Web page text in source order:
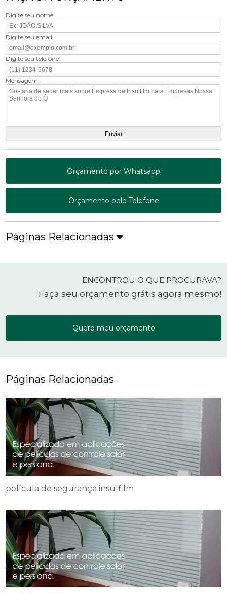
Digite seu nome
Digite seu email
Digite seu telefone
Mensagem
Orçamento por Whatsapp
Orçamento pelo Telefone
Páginas Relacionadas
ENCONTROU O QUE PROCURAVA?
Faça seu orçamento grátis agora mesmo!
Quero meu orçamento
Páginas Relacionadas
película de segurança insulfilm